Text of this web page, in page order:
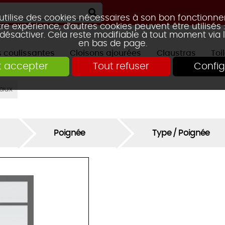
des cookies nécessaires à son bon
expérience, d’autres cookies peuvent être utilisés
Cela reste modifiable à tout moment via
en bas de page.
accepter Tout refuser
2 VANTAUX 3
coulissantes
2 VANTAUX 3
Cloisons ajourées
AVEC ÉTAGÈRE TRAVERSE CENTRALE
Claustras
CLAUSTRA HOOLE
CLAUSTRA
PORTES DE PLACARD
GALANDAGE KIT
Poignée Type / Poignée